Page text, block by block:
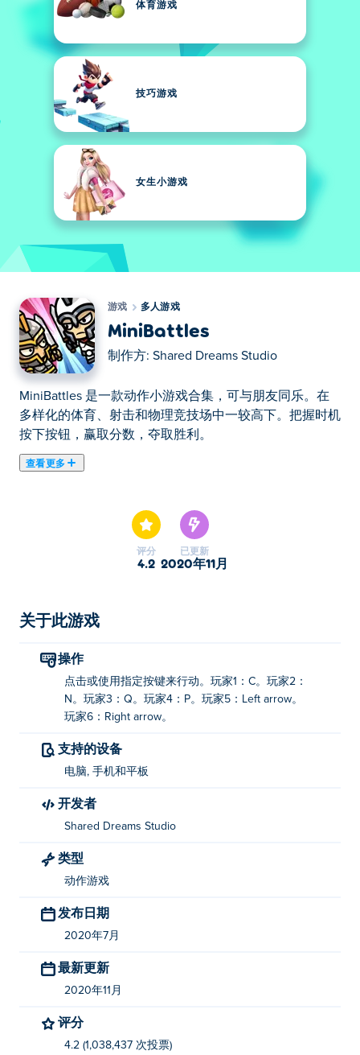
体育游戏
技巧游戏
女生小游戏
游戏 多人游戏
MiniBattles
制作方: Shared Dreams Studio
MiniBattles 是一款动作小游戏合集，可与朋友同乐。在
多样化的体育、射击和物理竞技场中一较高下。把握时机
按下按钮，赢取分数，夺取胜利。
查看更多
评分
4.2
已更新
2020年11月
关于此游戏
操作
点击或使用指定按键来行动。玩家1：C。玩家2：
N。玩家3：Q。玩家4：P。玩家5：Left arrow。
玩家6：Right arrow。
支持的设备
电脑, 手机和平板
开发者
Shared Dreams Studio
类型
动作游戏
发布日期
2020年7月
最新更新
2020年11月
评分
4.2 (1,038,437 次投票)